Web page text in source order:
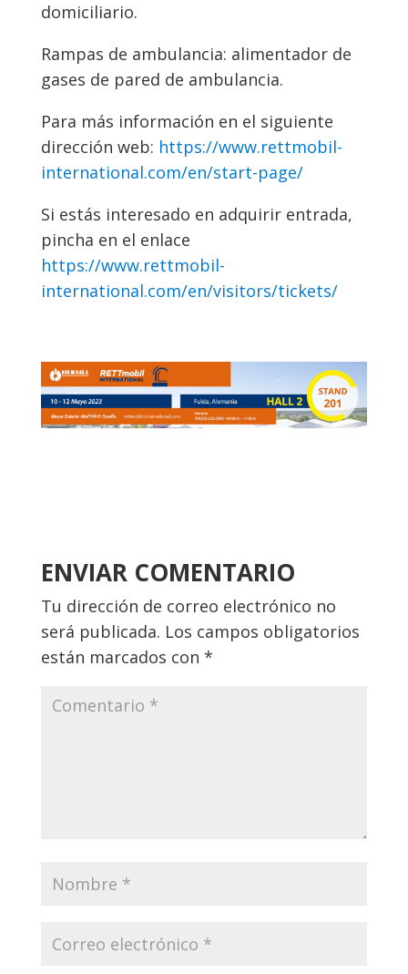
domiciliario.
Rampas de ambulancia: alimentador de
gases de pared de ambulancia.
Para más información en el siguiente
dirección web: https://www.rettmobil-
international.com/en/start-page/
Si estás interesado en adquirir entrada,
pincha en el enlace
https://www.rettmobil-
international.com/en/visitors/tickets/
ENVIAR COMENTARIO
Tu dirección de correo electrónico no
será publicada. Los campos obligatorios
están marcados con *